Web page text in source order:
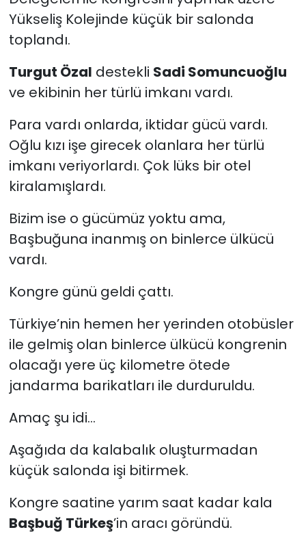
Yükseliş Kolejinde küçük bir salonda
toplandı.
Turgut Özal destekli Sadi Somuncuoğlu
ve ekibinin her türlü imkanı vardı.
Para vardı onlarda, iktidar gücü vardı.
Oğlu kızı işe girecek olanlara her türlü
imkanı veriyorlardı. Çok lüks bir otel
kiralamışlardı.
Bizim ise o gücümüz yoktu ama,
Başbuğuna inanmış on binlerce ülkücü
vardı.
Kongre günü geldi çattı.
Türkiye’nin hemen her yerinden otobüsler
ile gelmiş olan binlerce ülkücü kongrenin
olacağı yere üç kilometre ötede
jandarma barikatları ile durduruldu.
Amaç şu idi...
Aşağıda da kalabalık oluşturmadan
küçük salonda işi bitirmek.
Kongre saatine yarım saat kadar kala
Başbuğ Türkeş’in aracı göründü.